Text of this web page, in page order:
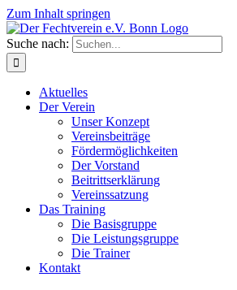
Zum Inhalt springen
Suche nach:
Aktuelles
Der Verein
Unser Konzept
Vereinsbeiträge
Fördermöglichkeiten
Der Vorstand
Beitrittserklärung
Vereinssatzung
Das Training
Die Basisgruppe
Die Leistungsgruppe
Die Trainer
Kontakt